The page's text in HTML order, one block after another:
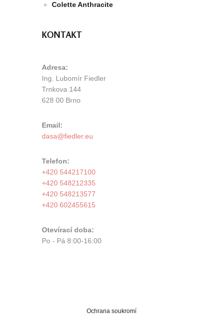
Colette Anthracite
KONTAKT
Adresa:
Ing. Lubomír Fiedler
Trnkova 144
628 00 Brno
Email:
Telefon:
+420 544217100
+420 548212335
+420 548213577
+420 602455615
Otevírací doba:
Po - Pá 8:00-16:00
Ochrana soukromí